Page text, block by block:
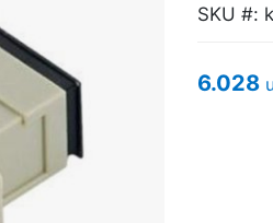
SKU #:
6.028